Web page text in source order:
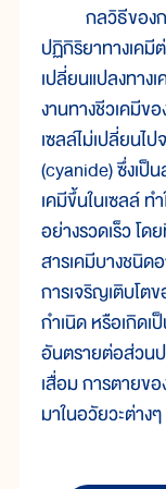
กลวิธีของ
ปฏิกิริยาทางเคมี
เปลี่ยนแปลงทาง
งานทางชีวเคมีขอ
เซลล์ไม่เปลี่ยนไป
(cyanide) ซึ่งเป็น
เคมีขึ้นในเซลล์ ทำ
อย่างรวดเร็ว โดย
สารเคมีบางชนิด
การเจริญเติบโตข
กำเนิด หรือเกิดเ
อันตรายต่อส่วน
เสื่อม การตายขอ
มาในอวัยวะต่างๆ